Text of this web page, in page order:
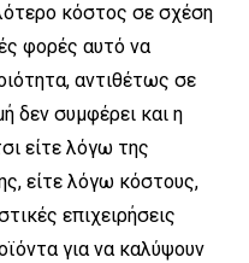
κόστος σε σχέση
φορές αυτό να
αντιθέτως σε
δεν συμφέρει και η
είτε λόγω της
είτε λόγω κόστους,
επιχειρήσεις
για να καλύψουν